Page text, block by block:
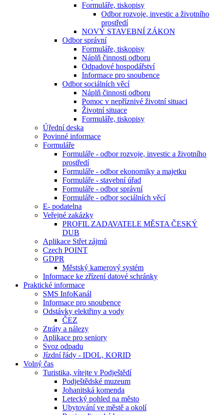
Formuláře, tiskopisy
Odbor rozvoje, investic a životního
prostředí
NOVÝ STAVEBNÍ ZÁKON
Odbor správní
Formuláře, tiskopisy
Náplň činnosti odboru
Odpadové hospodářství
Informace pro snoubence
Odbor sociálních věcí
Náplň činnosti odboru
Pomoc v nepříznivé životní situaci
Životní situace
Formuláře, tiskopisy
Úřední deska
Povinné informace
Formuláře
Formuláře - odbor rozvoje, investic a životního
prostředí
Formuláře - odbor ekonomiky a majetku
Formuláře - stavební úřad
Formuláře - odbor správní
Formuláře - odbor sociálních věcí
E- podatelna
Veřejné zakázky
PROFIL ZADAVATELE MĚSTA ČESKÝ
DUB
Aplikace Střet zájmů
Czech POINT
GDPR
Městský kamerový systém
Informace ke zřízení datové schránky
Praktické informace
SMS InfoKanál
Informace pro snoubence
Odstávky elektřiny a vody
ČEZ
Ztráty a nálezy
Aplikace pro seniory
Svoz odpadu
Jízdní řády - IDOL, KORID
Volný čas
Turistika, vítejte v Podještědí
Podještědské muzeum
Johanitská komenda
Letecký pohled na město
Ubytování ve městě a okolí